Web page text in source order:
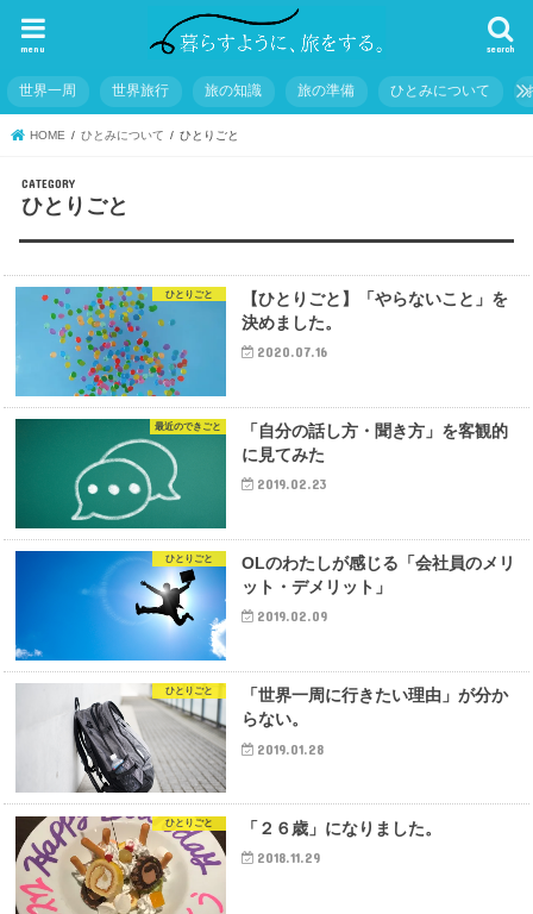
search
menu
世界一周 世界旅行 旅の知識 旅の準備 ひとみについて
HOME ひとみについて ひとりごと
ひとりごと
ひとりごと
【ひとりごと】「やらないこと」を
決めました。
2020.07.16
最近のできごと
「自分の話し方・聞き方」を客観的
に見てみた
2019.02.23
ひとりごと
OLのわたしが感じる「会社員のメリ
ット・デメリット」
2019.02.09
ひとりごと
「世界一周に行きたい理由」が分か
らない。
2019.01.28
ひとりごと 「２６歳」になりました。
2018.11.29